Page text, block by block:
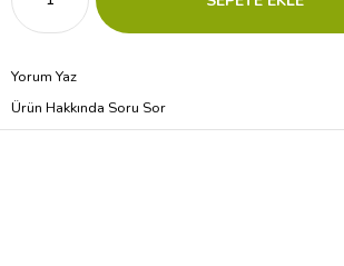
Yorum Yaz
Ürün Hakkında Soru Sor